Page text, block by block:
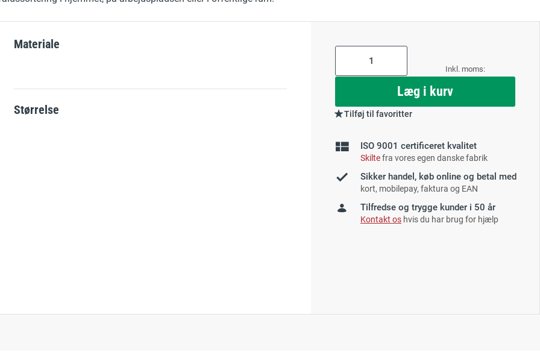
Undgå disse 10
sikkerhedsskilte
Læs mere
Ladestandere og elbilparkering
Værksteder
Materiale
Størrelse
low
Læg i kurv
Tilføj til favoritter
ISO 9001 certificeret kvalitet
Skiltefra vores egen danske fabrik
Sikker handel, køb online og betal med
kort, mobilepay, faktura og EAN
Tilfredse og trygge kunder i 50 år
Kontakt os hvis du har brug for hjælp